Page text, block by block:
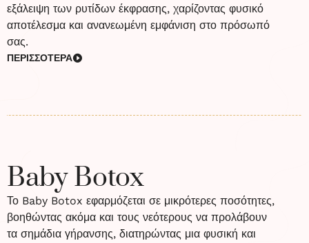
εξάλειψη των ρυτίδων έκφρασης, χαρίζοντας φυσικό
αποτέλεσμα και ανανεωμένη εμφάνιση στο πρόσωπό
σας.
ΠΕΡΙΣΣΟΤΕΡΑ
Baby Botox
Το Baby Botox εφαρμόζεται σε μικρότερες ποσότητες,
βοηθώντας ακόμα και τους νεότερους να προλάβουν
τα σημάδια γήρανσης, διατηρώντας μια φυσική και